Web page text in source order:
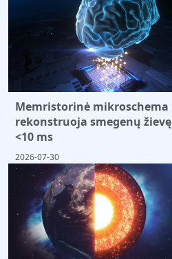
Memristorinė mikroschema
rekonstruoja smegenų žievę
<10 ms
2026-07-30